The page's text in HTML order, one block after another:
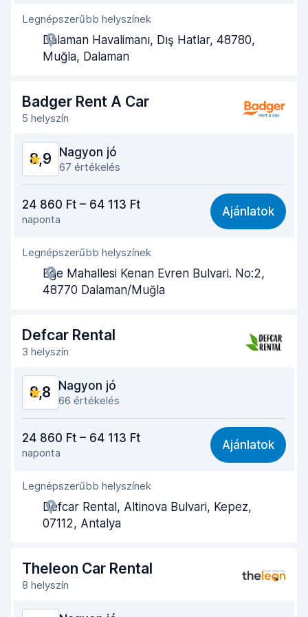
Ügynöki segítőkészség
Az autó átvételéhez szükséges idő
Az autó tisztasága 9,0
Autó állapota
Legnépszerűbb helyszínek
Dalaman Havalimanı, Dış Hatlar, 48780,
Muğla, Dalaman
Badger Rent A Car
5 helyszín
8,9 Nagyon jó
67 értékelés
9,0
Könnyű megtalálás 8,9
Ügynöki segítőkészség
Az autó átvételéhez szükséges idő
Az autó tisztasága 9,1
Autó állapota
24 860 Ft – 64 113 Ft
naponta
Ajánlatok
Legnépszerűbb helyszínek
Ege Mahallesi Kenan Evren Bulvari. No:2,
48770 Dalaman/Muğla
Defcar Rental
3 helyszín
8,8 Nagyon jó
66 értékelés
8,6
Könnyű megtalálás 9,0
Ügynöki segítőkészség
Az autó átvételéhez szükséges idő
Az autó tisztasága 9,0
Autó állapota
24 860 Ft – 64 113 Ft
naponta
Ajánlatok
Legnépszerűbb helyszínek
Defcar Rental, Altinova Bulvari, Kepez,
07112, Antalya
Theleon Car Rental
8 helyszín